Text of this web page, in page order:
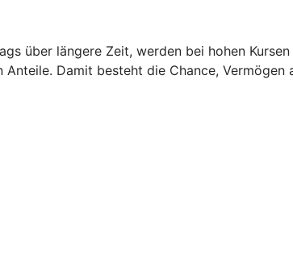
über längere Zeit, werden bei hohen
Damit besteht die Chance, Vermögen